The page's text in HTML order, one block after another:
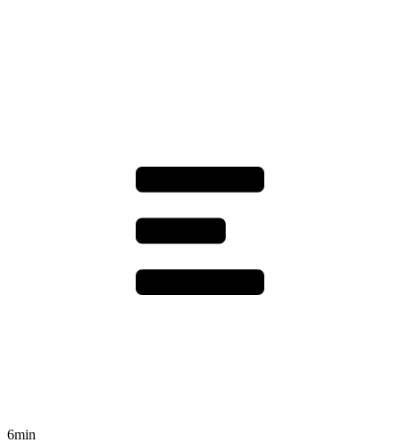
6min